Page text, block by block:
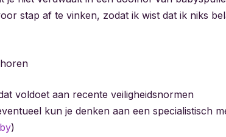
stap af te vinken, zodat ik wist dat ik niks
voldoet aan recente veiligheidsnormen
kun je denken aan een specialistisch
)